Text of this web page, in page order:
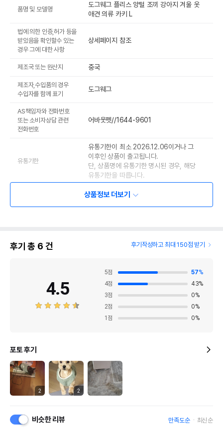
품명 및 모델명
도그웨그 플리스 양털 조끼 강아지 겨울 옷
애견 의류 카키 L
법에 의한 인증,허가 등을
받았음을 확인할수 있는
경우 그에 대한 사항
상세페이지 참조
제조국 또는 원산지 중국
제조자,수입품의 경우
수입자를 함께 표기
도그웨그
AS책임자와 전화번호
또는 소비자상담 관련
전화번호
어바웃펫//1644-9601
유통기한
유통기한이 최소 2026.12.06이거나 그
이후인 상품이 출고됩니다.
단, 상품명에 유통기한 명시된 경우, 해당
유통기한을 따릅니다.
상품정보 더보기
후기 총 6 건 후기작성하고 최대 150점 받기
4.5
5점 57%
4점 43%
3점 0%
2점 0%
1 점 0%
포토 후기
2 2
비슷한 리뷰 만족도순 최신순